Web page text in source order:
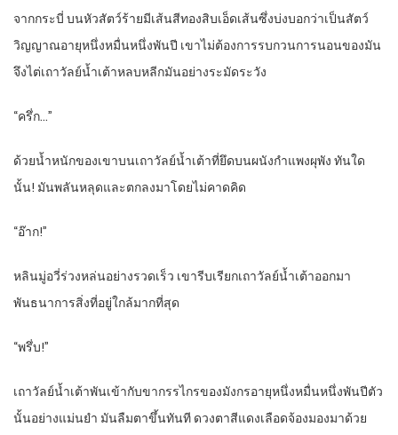
จากกระบี่ บนหัวสัตว์ร้ายมีเส้นสีทองสิบเอ็ดเส้นซึ่งบ่งบอกว่าเป็นสัตว์
วิญญาณอายุหนึ่งหมื่นหนึ่งพันปี เขาไม่ต้องการรบกวนการนอนของมัน
จึงไต่เถาวัลย์น้ำเต้าหลบหลีกมันอย่างระมัดระวัง
“ครึ่ก…”
ด้วยน้ำหนักของเขาบนเถาวัลย์น้ำเต้าที่ยึดบนผนังกำแพงผุพัง ทันใด
นั้น! มันพลันหลุดและตกลงมาโดยไม่คาดคิด
“อ๊าก!”
หลินมู่อวี่ร่วงหล่นอย่างรวดเร็ว เขารีบเรียกเถาวัลย์น้ำเต้าออกมา
พันธนาการสิ่งที่อยู่ใกล้มากที่สุด
“พรึ่บ!”
เถาวัลย์น้ำเต้าพันเข้ากับขากรรไกรของมังกรอายุหนึ่งหมื่นหนึ่งพันปีตัว
นั้นอย่างแม่นยำ มันลืมตาขึ้นทันที ดวงตาสีแดงเลือดจ้องมองมาด้วย